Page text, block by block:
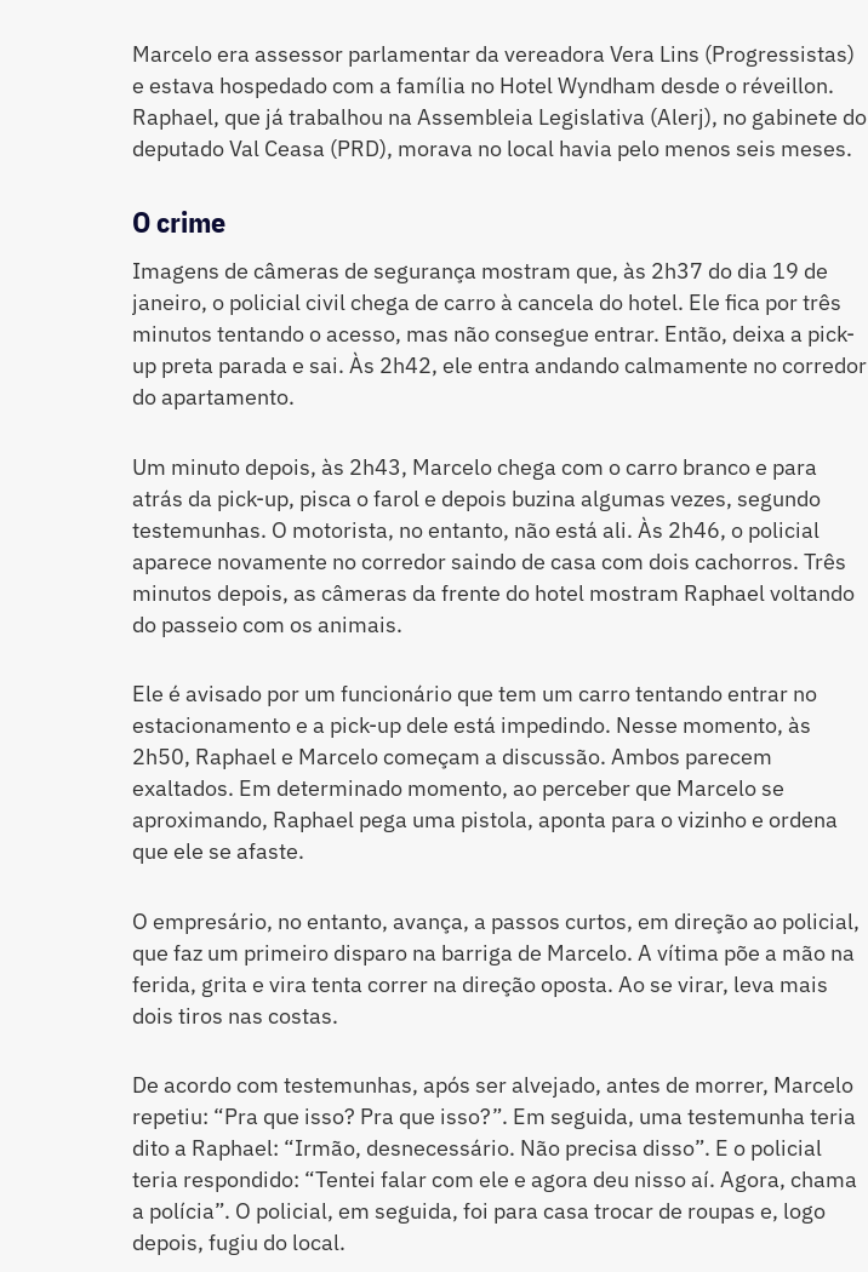
Marcelo era assessor parlamentar da vereadora Vera Lins (Progressistas)
e estava hospedado com a família no Hotel Wyndham desde o réveillon.
Raphael, que já trabalhou na Assembleia Legislativa (Alerj), no gabinete do
deputado Val Ceasa (PRD), morava no local havia pelo menos seis meses.
O crime
Imagens de câmeras de segurança mostram que, às 2h37 do dia 19 de
janeiro, o policial civil chega de carro à cancela do hotel. Ele fica por três
minutos tentando o acesso, mas não consegue entrar. Então, deixa a pick-
up preta parada e sai. Às 2h42, ele entra andando calmamente no corredor
do apartamento.
Um minuto depois, às 2h43, Marcelo chega com o carro branco e para
atrás da pick-up, pisca o farol e depois buzina algumas vezes, segundo
testemunhas. O motorista, no entanto, não está ali. Às 2h46, o policial
aparece novamente no corredor saindo de casa com dois cachorros. Três
minutos depois, as câmeras da frente do hotel mostram Raphael voltando
do passeio com os animais.
Ele é avisado por um funcionário que tem um carro tentando entrar no
estacionamento e a pick-up dele está impedindo. Nesse momento, às
2h50, Raphael e Marcelo começam a discussão. Ambos parecem
exaltados. Em determinado momento, ao perceber que Marcelo se
aproximando, Raphael pega uma pistola, aponta para o vizinho e ordena
que ele se afaste.
O empresário, no entanto, avança, a passos curtos, em direção ao policial,
que faz um primeiro disparo na barriga de Marcelo. A vítima põe a mão na
ferida, grita e vira tenta correr na direção oposta. Ao se virar, leva mais
dois tiros nas costas.
De acordo com testemunhas, após ser alvejado, antes de morrer, Marcelo
repetiu: “Pra que isso? Pra que isso?”. Em seguida, uma testemunha teria
dito a Raphael: “Irmão, desnecessário. Não precisa disso”. E o policial
teria respondido: “Tentei falar com ele e agora deu nisso aí. Agora, chama
a polícia”. O policial, em seguida, foi para casa trocar de roupas e, logo
depois, fugiu do local.